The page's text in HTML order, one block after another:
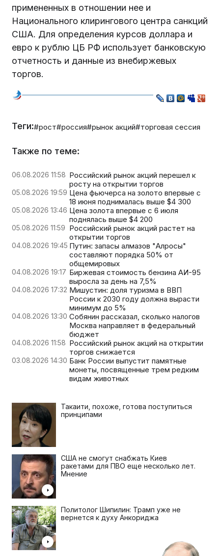
примененных в отношении нее и
Национального клирингового центра санкций
США. Для определения курсов доллара и
евро к рублю ЦБ РФ использует банковскую
отчетность и данные из внебиржевых
торгов.
Теги:#рост#россия#рынок акций#торговая сессия
Также по теме:
06.08.2026 11:58 Российский рынок акций перешел к
росту на открытии торгов
05.08.2026 19:59 Цена фьючерса на золото впервые с
18 июня поднималась выше $4 300
05.08.2026 13:46 Цена золота впервые с 6 июля
поднялась выше $4 200
05.08.2026 11:59 Российский рынок акций растет на
открытии торгов
04.08.2026 19:45 Путин: запасы алмазов "Алросы"
составляют порядка 50% от
общемировых
04.08.2026 19:17 Биржевая стоимость бензина АИ-95
выросла за день на 7,5%
04.08.2026 17:32 Мишустин: доля туризма в ВВП
России к 2030 году должна вырасти
минимум до 5%
04.08.2026 13:30 Собянин рассказал, сколько налогов
Москва направляет в федеральный
бюджет
04.08.2026 11:58 Российский рынок акций на открытии
торгов снижается
03.08.2026 14:30 Банк России выпустит памятные
монеты, посвященные трем редким
видам животных
Такаити, похоже, готова поступиться
принципами
США не смогут снабжать Киев
ракетами для ПВО еще несколько лет.
Мнение
Политолог Шипилин: Трамп уже не
вернется к духу Анкориджа